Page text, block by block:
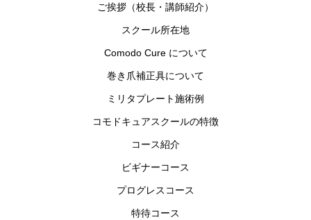
ご挨拶（校長・講師紹介）
スクール所在地
Comodo Cure について
巻き爪補正具について
ミリタプレート施術例
コモドキュアスクールの特徴
コース紹介
ビギナーコース
プログレスコース
特待コース